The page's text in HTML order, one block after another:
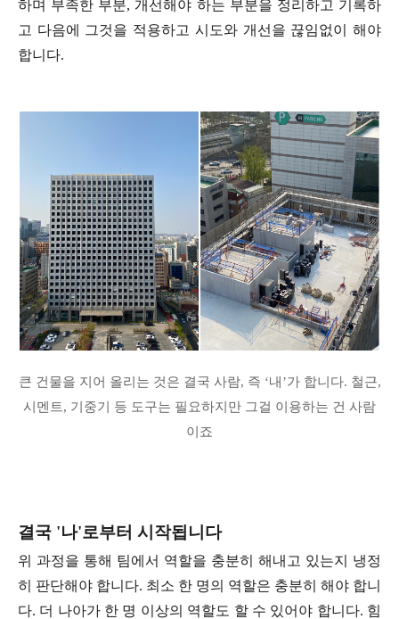
하며 부족한 부분, 개선해야 하는 부분을 정리하고 기록하
고 다음에 그것을 적용하고 시도와 개선을 끊임없이 해야
합니다.
큰 건물을 지어 올리는 것은 결국 사람, 즉 ‘내’가 합니다. 철근,
시멘트, 기중기 등 도구는 필요하지만 그걸 이용하는 건 사람
이죠
결국 '나'로부터 시작됩니다
위 과정을 통해 팀에서 역할을 충분히 해내고 있는지 냉정
히 판단해야 합니다. 최소 한 명의 역할은 충분히 해야 합니
다. 더 나아가 한 명 이상의 역할도 할 수 있어야 합니다. 힘